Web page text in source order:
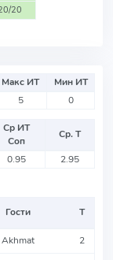
20
Макс ИТ
Мин ИТ
5 0
Ср ИТ
Соп
Ср. Т
0.95 2.95
Гости Т
Akhmat 2